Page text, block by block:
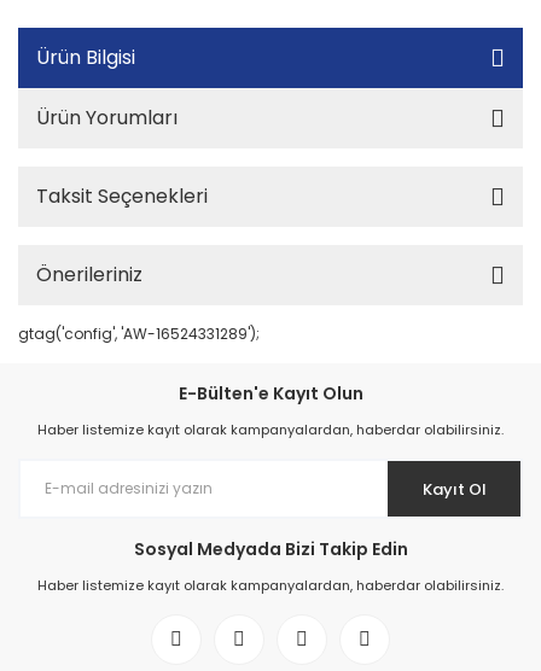
Ürün Bilgisi
Ürün Yorumları
Taksit Seçenekleri
Önerileriniz
gtag('config', 'AW-16524331289');
E-Bülten'e Kayıt Olun
Haber listemize kayıt olarak kampanyalardan, haberdar olabilirsiniz.
Kayıt Ol
Sosyal Medyada Bizi Takip Edin
Haber listemize kayıt olarak kampanyalardan, haberdar olabilirsiniz.